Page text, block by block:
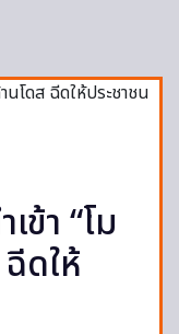
ข้า “โม
ดให้